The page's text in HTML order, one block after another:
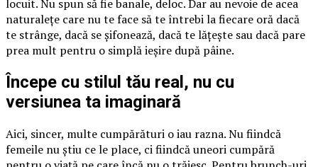
locuit. Nu spun să fie banale, deloc. Dar au nevoie de acea
naturalețe care nu te face să te întrebi la fiecare oră dacă
te strânge, dacă se șifonează, dacă te lățește sau dacă pare
prea mult pentru o simplă ieșire după pâine.
Începe cu stilul tău real, nu cu
versiunea ta imaginară
Aici, sincer, multe cumpărături o iau razna. Nu fiindcă
femeile nu știu ce le place, ci fiindcă uneori cumpără